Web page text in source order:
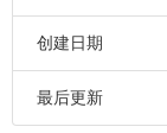
创建日期
最后更新